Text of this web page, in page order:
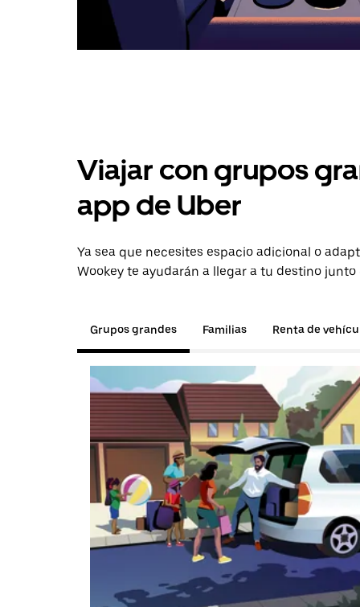
Viajar con grupos
app de Uber
Ya sea que necesites espacio adicional o
Wookey te ayudarán a llegar a tu destino
Grupos grandes Familias Renta de